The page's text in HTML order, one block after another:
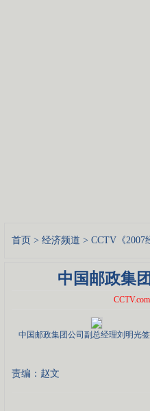
首页 > 经济频道 > CCTV《2007
中国邮政集
CCTV.com
中国邮政集团公司副总经理刘明光
责编：赵文